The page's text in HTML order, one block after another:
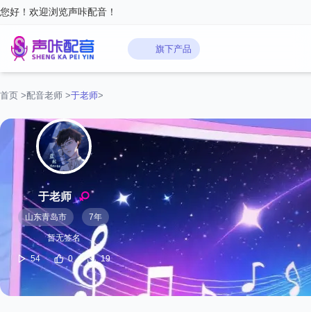
您好！欢迎浏览声咔配音！
旗下产品
首页 >配音老师 >于老师>
于老师
山东青岛市 7年
暂无签名
54 0 19